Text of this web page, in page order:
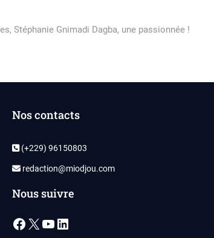
Stéphanie Gnimadi Dagba, une passionnée !
Nos contacts
(+229) 96150803
redaction@miodjou.com
Nous suivre
Facebook
X YouTube
LinkedIn